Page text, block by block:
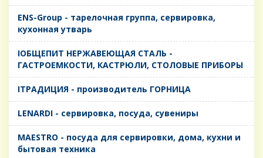
ENS-Group - тарелочная группа, сервировка,
кухонная утварь
IОБЩЕПИТ НЕРЖАВЕЮЩАЯ СТАЛЬ -
ГАСТРОЕМКОСТИ, КАСТРЮЛИ, СТОЛОВЫЕ ПРИБОРЫ
IТРАДИЦИЯ - производитель ГОРНИЦА
LENARDI - сервировка, посуда, сувениры
MAESTRO - посуда для сервировки, дома, кухни и
бытовая техника